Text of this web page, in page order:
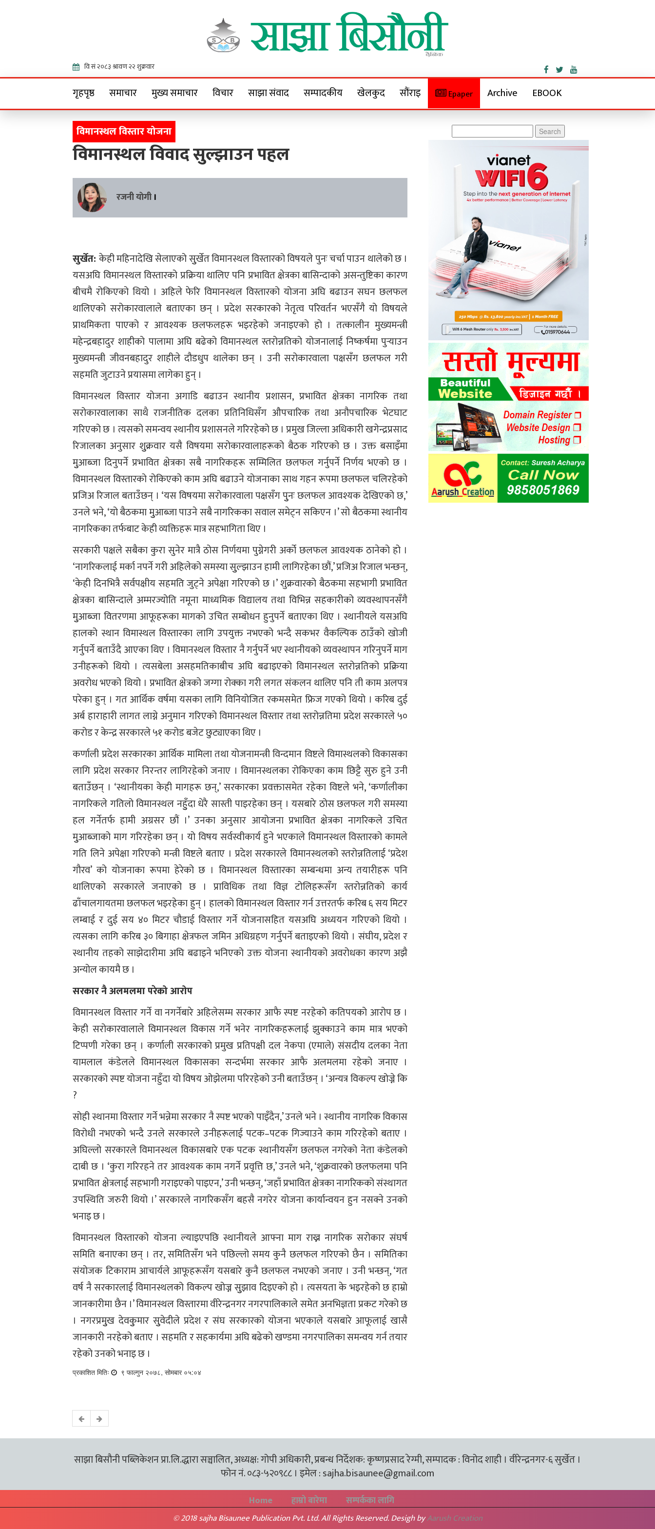
Sajha Bisaunee
गृहपृष्ठ समाचार मुख्य समाचार विचार साझा संवाद सम्पादकीय खेलकुद सौंराइ Epaper Archive EBOOK
विमानस्थल विस्तार योजना
विमानस्थल विवाद सुल्झाउन पहल
रजनी याेगी ।
सुर्खेत: केही महिनादेखि सेलाएको सुुर्खेत विमानस्थल विस्तारको विषयले पुनः चर्चा पाउन थालेको छ ।
यसअघि विमानस्थल विस्तारको प्रक्रिया थालिए पनि प्रभावित क्षेत्रका बासिन्दाको असन्तुष्टिका कारण
बीचमै रोकिएको थियो । अहिले फेरि विमानस्थल विस्तारको योजना अघि बढाउन सघन छलफल
थालिएको सरोकारवालाले बताएका छन् । प्रदेश सरकारको नेतृत्व परिवर्तन भएसँगै यो विषयले
प्राथमिकता पाएको र आवश्यक छलफलहरू भइरहेको जनाइएको हो । तत्कालीन मुख्यमन्त्री
महेन्द्रबहादुर शाहीको पालामा अघि बढेको विमानस्थल स्तरोन्नतिको योजनालाई निष्कर्षमा पुर्‍याउन
मुख्यमन्त्री जीवनबहादुर शाहीले दौडधुप थालेका छन् । उनी सरोकारवाला पक्षसँग छलफल गरी
सहमति जुटाउने प्रयासमा लागेका हुन् ।
विमानस्थल विस्तार योजना अगाडि बढाउन स्थानीय प्रशासन, प्रभावित क्षेत्रका नागरिक तथा
सरोकारवालाका साथै राजनीतिक दलका प्रतिनिधिसँग औपचारिक तथा अनौपचारिक भेटघाट
गरिएको छ । त्यसको समन्वय स्थानीय प्रशासनले गरिरहेको छ । प्रमुख जिल्ला अधिकारी खगेन्द्रप्रसाद
रिजालका अनुसार शुुक्रवार यसै विषयमा सरोकारवालाहरूको बैठक गरिएको छ । उक्त बसाइँमा
मुुआब्जा दिनुपर्ने प्रभावित क्षेत्रका सबै नागरिकहरू सम्मिलित छलफल गर्नुपर्ने निर्णय भएको छ ।
विमानस्थल विस्तारको रोकिएको काम अघि बढाउने योजनाका साथ गहन रूपमा छलफल चलिरहेको
प्रजिअ रिजाल बताउँछन् । ‘यस विषयमा सरोकारवाला पक्षसँग पुुनः छलफल आवश्यक देखिएको छ,’
उनले भने, ‘यो बैठकमा मुुआब्जा पाउने सबै नागरिकका सवाल समेट्न सकिएन ।’ सो बैठकमा स्थानीय
नागरिकका तर्फबाट केही व्यक्तिहरू मात्र सहभागिता थिए ।
सरकारी पक्षले सबैका कुरा सुनेर मात्रै ठोस निर्णयमा पुग्नेगरी अर्को छलफल आवश्यक ठानेको हो ।
‘नागरिकलाई मर्का नपर्ने गरी अहिलेको समस्या सुुल्झाउन हामी लागिरहेका छौं,’ प्रजिअ रिजाल भन्छन्,
‘केही दिनभित्रै सर्वपक्षीय सहमति जुट्ने अपेक्षा गरिएको छ ।’ शुक्रवारको बैठकमा सहभागी प्रभावित
क्षेत्रका बासिन्दाले अम्मरज्योति नमूना माध्यमिक विद्यालय तथा विभिन्न सहकारीको व्यवस्थापनसँगै
मुुआब्जा वितरणमा आफूहरूका मागको उचित सम्बोधन हुनुपर्ने बताएका थिए । स्थानीयले यसअघि
हालको स्थान विमास्थल विस्तारका लागि उपयुक्त नभएको भन्दै सकभर वैकल्पिक ठाउँको खोजी
गर्नुपर्ने बताउँदै आएका थिए । विमानस्थल विस्तार नै गर्नुपर्ने भए स्थानीयको व्यवस्थापन गरिनुपर्ने माग
उनीहरूको थियो । त्यसबेला असहमतिकाबीच अघि बढाइएको विमानस्थल स्तरोन्नतिको प्रक्रिया
अवरोध भएको थियो । प्रभावित क्षेत्रको जग्गा रोक्का गरी लगत संकलन थालिए पनि ती काम अलपत्र
परेका हुन् । गत आर्थिक वर्षमा यसका लागि विनियोजित रकमसमेत फ्रिज गएको थियो । करिब दुई
अर्ब हाराहारी लागत लाग्ने अनुमान गरिएको विमानस्थल विस्तार तथा स्तरोन्नतिमा प्रदेश सरकारले ५०
करोड र केन्द्र सरकारले ५१ करोड बजेट छुट्याएका थिए ।
कर्णाली प्रदेश सरकारका आर्थिक मामिला तथा योजनामन्त्री विन्दमान विष्टले विमास्थलको विकासका
लागि प्रदेश सरकार निरन्तर लागिरहेको जनाए । विमानस्थलका रोकिएका काम छिट्टै सुरु हुने उनी
बताउँछन् । ‘स्थानीयका केही मागहरू छन्,’ सरकारका प्रवक्तासमेत रहेका विष्टले भने, ‘कर्णालीका
नागरिकले गतिलो विमानस्थल नहुुँदा धेरै सास्ती पाइरहेका छन् । यसबारे ठोस छलफल गरी समस्या
हल गर्नेतर्फ हामी अग्रसर छौं ।’ उनका अनुसार आयोजना प्रभावित क्षेत्रका नागरिकले उचित
मुुआब्जाको माग गरिरहेका छन् । यो विषय सर्वस्वीकार्य हुने भएकाले विमानस्थल विस्तारको कामले
गति लिने अपेक्षा गरिएको मन्त्री विष्टले बताए । प्रदेश सरकारले विमानस्थलको स्तरोन्नतिलाई ‘प्रदेश
गौरव’ को योजनाका रूपमा हेरेको छ । विमानस्थल विस्तारका सम्बन्धमा अन्य तयारीहरू पनि
थालिएको सरकारले जनाएको छ । प्राविधिक तथा विज्ञ टोलिहरूसँग स्तरोन्नतिको कार्य
ढाँचालगायतमा छलफल भइरहेका हुन् । हालको विमानस्थल विस्तार गर्न उत्तरतर्फ करिब ६ सय मिटर
लम्बाई र दुई सय ४० मिटर चौडाई विस्तार गर्ने योजनासहित यसअघि अध्ययन गरिएको थियो ।
त्यसका लागि करिब ३० बिगाहा क्षेत्रफल जमिन अधिग्रहण गर्नुपर्ने बताइएको थियो । संघीय, प्रदेश र
स्थानीय तहको साझेदारीमा अघि बढाइने भनिएको उक्त योजना स्थानीयको अवरोधका कारण अझै
अन्योल कायमै छ ।
सरकार नै अलमलमा परेको आरोप
विमानस्थल विस्तार गर्ने वा नगर्नेबारे अहिलेसम्म सरकार आफै स्पष्ट नरहेको कतिपयको आरोप छ ।
केही सरोकारवालाले विमानस्थल विकास गर्ने भनेर नागरिकहरूलाई झुक्काउने काम मात्र भएको
टिप्पणी गरेका छन् । कर्णाली सरकारको प्रमुख प्रतिपक्षी दल नेकपा (एमाले) संसदीय दलका नेता
यामलाल कंडेलले विमानस्थल विकासका सन्दर्भमा सरकार आफै अलमलमा रहेको जनाए ।
सरकारको स्पष्ट योजना नहुँदा यो विषय ओझेलमा परिरहेको उनी बताउँछन् । ‘अन्यत्र विकल्प खोज्ने कि
?
सोही स्थानमा विस्तार गर्ने भन्नेमा सरकार नै स्पष्ट भएको पाइँदैन,’ उनले भने । स्थानीय नागरिक विकास
विरोधी नभएको भन्दै उनले सरकारले उनीहरूलाई पटक–पटक गिज्याउने काम गरिरहेको बताए ।
अघिल्लो सरकारले विमानस्थल विकासबारे एक पटक स्थानीयसँग छलफल नगरेको नेता कंडेलको
दाबी छ । ‘कुरा गरिरहने तर आवश्यक काम नगर्ने प्रवृत्ति छ,’ उनले भने, ‘शुक्रवारको छलफलमा पनि
प्रभावित क्षेत्रलाई सहभागी गराइएको पाइएन,’ उनी भन्छन्, ‘जहाँ प्रभावित क्षेत्रका नागरिकको संस्थागत
उपस्थिति जरुरी थियो ।’ सरकारले नागरिकसँग बहसै नगरेर योजना कार्यान्वयन हुन नसक्ने उनको
भनाइ छ ।
विमानस्थल विस्तारको योजना ल्याइएपछि स्थानीयले आफ्ना माग राख्न नागरिक सरोकार संघर्ष
समिति बनाएका छन् । तर, समितिसँग भने पछिल्लो समय कुनै छलफल गरिएको छैन । समितिका
संयोजक टिकाराम आचार्यले आफूहरूसँग यसबारे कुनै छलफल नभएको जनाए । उनी भन्छन्, ‘गत
वर्ष नै सरकारलाई विमानस्थलको विकल्प खोज्न सुुझाव दिइएको हो । त्यसयता के भइरहेको छ हाम्रो
जानकारीमा छैन ।’ विमानस्थल विस्तारमा वीरेन्द्रनगर नगरपालिकाले समेत अनभिज्ञता प्रकट गरेको छ
। नगरप्रमुुख देवकुुमार सुुवेदीले प्रदेश र संघ सरकारको योजना भएकाले यसबारे आफूलाई खासै
जानकारी नरहेको बताए । सहमति र सहकार्यमा अघि बढेको खण्डमा नगरपालिका समन्वय गर्न तयार
रहेको उनको भनाइ छ ।
प्रकाशित मितिः ९ फाल्गुन २०७८, सोमबार ०५:०४
for:
साझा बिसौनी पब्लिकेशन प्रा.लि.द्धारा सञ्चालित, अध्यक्ष: गोपी अधिकारी, प्रबन्ध निर्देशक: कृष्णप्रसाद रेग्मी, सम्पादक : विनोद शाही । वीरेन्द्रनगर-६ सुर्खेत ।
फोन नं. ०८३-५२०९८८ । इमेल :sajha.bisaunee@gmail.com
Home हाम्रो बारेमा सम्पर्कका लागि
© 2018 sajha Bisaunee Publication Pvt. Ltd. All Rights Reserved. Desigh byAarush Creation